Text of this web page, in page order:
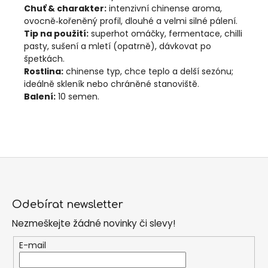
Chuť & charakter: intenzivní chinense aroma,
ovocně‑kořeněný profil, dlouhé a velmi silné pálení.
Tip na použití: superhot omáčky, fermentace, chilli
pasty, sušení a mletí (opatrně), dávkovat po
špetkách.
Rostlina: chinense typ, chce teplo a delší sezónu;
ideálně skleník nebo chráněné stanoviště.
Balení: 10 semen.
Odebírat newsletter
Nezmeškejte žádné novinky či slevy!
E-mail